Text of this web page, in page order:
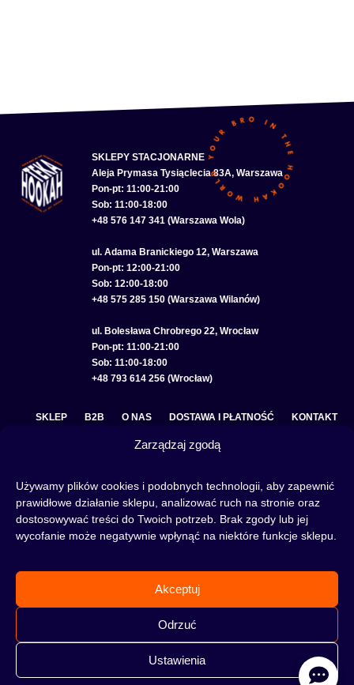
Zarządzaj zgodą
Używamy plików cookies i podobnych technologii, aby zapewnić
prawidłowe działanie sklepu, analizować ruch na stronie oraz
dostosowywać treści do Twoich potrzeb. Brak zgody lub jej
wycofanie może negatywnie wpłynąć na niektóre funkcje sklepu.
Akceptuj
Odrzuć
Ustawienia
SKLEPY STACJONARNE
Aleja Prymasa Tysiąclecia 83A, Warszawa
Pon-pt: 11:00-21:00
Sob: 11:00-18:00
+48 576 147 341 (Warszawa Wola)
ul. Adama Branickiego 12, Warszawa
Pon-pt: 12:00-21:00
Sob: 12:00-18:00
+48 575 285 150 (Warszawa Wilanów)
ul. Bolesława Chrobrego 22, Wrocław
Pon-pt: 11:00-21:00
Sob: 11:00-18:00
+48 793 614 256 (Wrocław)
SKLEP B2B O NAS DOSTAWA I PŁATNOŚĆ KONTAKT
POLITYKA PRYWATNOŚCI
to miejsce jest idealne dla Ciebie! Odwiedź nasz
artykułów, albo nie czekaj i od razu przejdź do naszego shisha-sklepu i zacznij zakupy.